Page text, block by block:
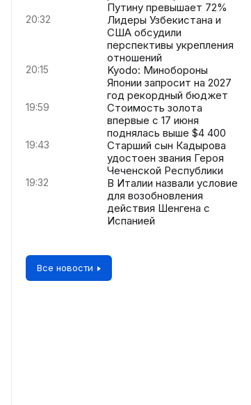
Путину превышает 72%
20:32
Лидеры Узбекистана и
США обсудили
перспективы укрепления
отношений
20:15
Kyodo: Минобороны
Японии запросит на 2027
год рекордный бюджет
19:59
Стоимость золота
впервые с 17 июня
поднялась выше $4 400
19:43
Старший сын Кадырова
удостоен звания Героя
Чеченской Республики
19:32
В Италии назвали условие
для возобновления
действия Шенгена с
Испанией
Все новости